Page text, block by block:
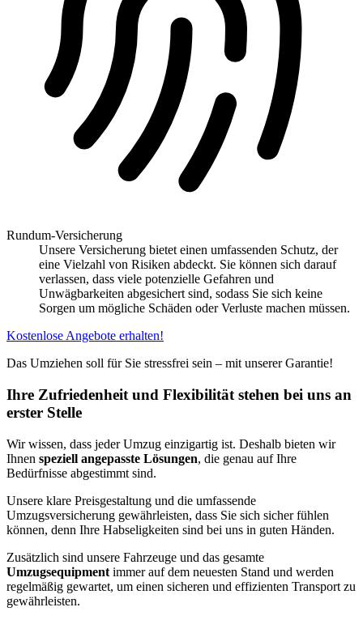
Rundum-Versicherung
Unsere Versicherung bietet einen umfassenden Schutz, der
eine Vielzahl von Risiken abdeckt. Sie können sich darauf
verlassen, dass viele potenzielle Gefahren und
Unwägbarkeiten abgesichert sind, sodass Sie sich keine
Sorgen um mögliche Schäden oder Verluste machen müssen.
Kostenlose Angebote erhalten!
Das Umziehen soll für Sie stressfrei sein – mit unserer Garantie!
Ihre Zufriedenheit und Flexibilität stehen bei uns an
erster Stelle
Wir wissen, dass jeder Umzug einzigartig ist. Deshalb bieten wir
Ihnen speziell angepasste Lösungen, die genau auf Ihre
Bedürfnisse abgestimmt sind.
Unsere klare Preisgestaltung und die umfassende
Umzugsversicherung gewährleisten, dass Sie sich sicher fühlen
können, denn Ihre Habseligkeiten sind bei uns in guten Händen.
Zusätzlich sind unsere Fahrzeuge und das gesamte
Umzugsequipment immer auf dem neuesten Stand und werden
regelmäßig gewartet, um einen sicheren und effizienten Transport zu
gewährleisten.